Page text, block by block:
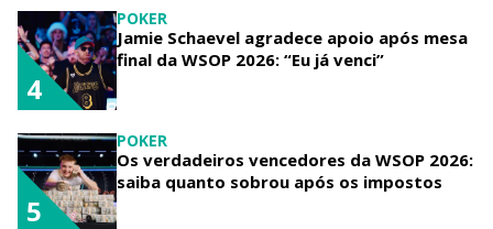
POKER
Jamie Schaevel agradece apoio após mesa
final da WSOP 2026: “Eu já venci”
4
POKER
Os verdadeiros vencedores da WSOP 2026:
saiba quanto sobrou após os impostos
5